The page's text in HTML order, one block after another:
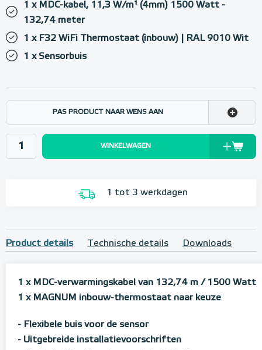
1 x MDC-kabel, 11,3 W/m¹ (4mm) 1500 Watt -
132,74 meter
1 x F32 WiFi Thermostaat (inbouw) | RAL 9010 Wit
1 x Sensorbuis
PAS PRODUCT NAAR WENS AAN
WINKELWAGEN
1 tot 3 werkdagen
Product details Technische details Downloads
1 x MDC-verwarmingskabel van 132,74 m / 1500 Watt
1 x MAGNUM inbouw-thermostaat naar keuze
- Flexibele buis voor de sensor
- Uitgebreide installatievoorschriften